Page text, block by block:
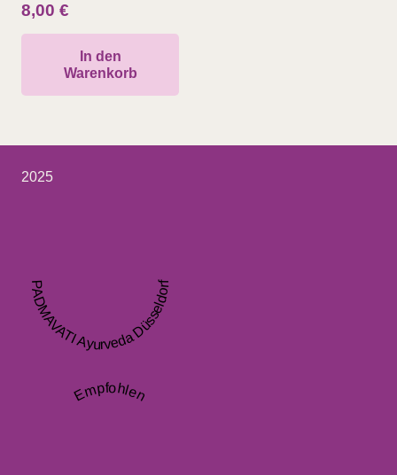
8,00 €
In den
Warenkorb
2025
PADMAVATI Ayurveda Düsseldorf
Empfohlen